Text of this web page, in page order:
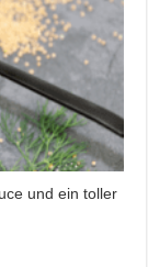
und ein toller